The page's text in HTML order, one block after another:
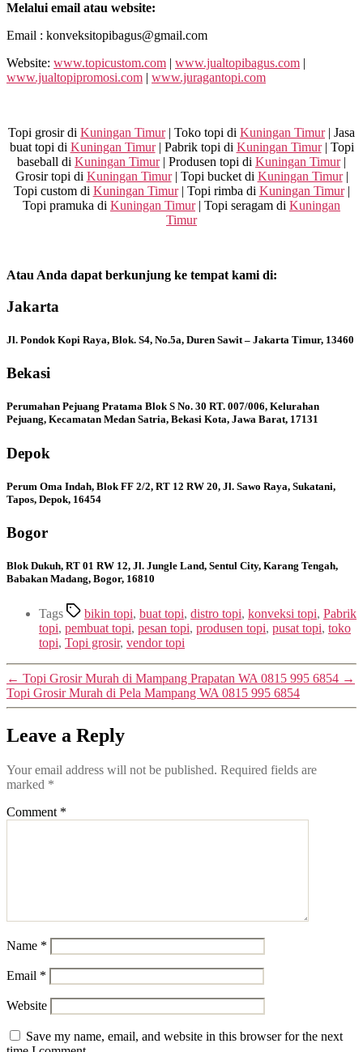
Melalui email atau website:
Email : konveksitopibagus@gmail.com
Website: www.topicustom.com | www.jualtopibagus.com |
www.jualtopipromosi.com | www.juragantopi.com
Topi grosir di Kuningan Timur| Toko topi di Kuningan Timur| Jasa
buat topi di Kuningan Timur| Pabrik topi di Kuningan Timur| Topi
baseball di Kuningan Timur| Produsen topi di Kuningan Timur|
Grosir topi di Kuningan Timur| Topi bucket di Kuningan Timur|
Topi custom di Kuningan Timur| Topi rimba di Kuningan Timur|
Topi pramuka di Kuningan Timur| Topi seragam di Kuningan
Timur
Atau Anda dapat berkunjung ke tempat kami di:
Jakarta
Jl. Pondok Kopi Raya, Blok. S4, No.5a, Duren Sawit – Jakarta Timur, 13460
Bekasi
Perumahan Pejuang Pratama Blok S No. 30 RT. 007/006, Kelurahan
Pejuang, Kecamatan Medan Satria, Bekasi Kota, Jawa Barat, 17131
Depok
Perum Oma Indah, Blok FF 2/2, RT 12 RW 20, Jl. Sawo Raya, Sukatani,
Tapos, Depok, 16454
Bogor
Blok Dukuh, RT 01 RW 12, Jl. Jungle Land, Sentul City, Karang Tengah,
Babakan Madang, Bogor, 16810
Tags bikin topi, buat topi, distro topi, konveksi topi, Pabrik
topi, pembuat topi, pesan topi, produsen topi, pusat topi, toko
topi, Topi grosir, vendor topi
← Topi Grosir Murah di Mampang Prapatan WA 0815 995 6854 →
Topi Grosir Murah di Pela Mampang WA 0815 995 6854
Leave a Reply
Your email address will not be published. Required fields are
marked *
Comment *
Name *
Email *
Website
Save my name, email, and website in this browser for the next